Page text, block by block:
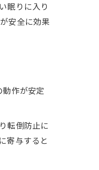
眠りに入り
安全に効果
作が安定
転倒防止に
寄与すると